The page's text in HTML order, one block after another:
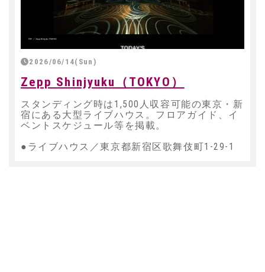
2026/06/14(Sun)
Zepp Shinjyuku（TOKYO）
スタンディング時は1,500人収容可能の東京・新
宿にある大型ライブハウス。フロアガイド、イ
ベントスケジュール等を掲載。
●ライブハウス／東京都新宿区歌舞伎町1-29-1